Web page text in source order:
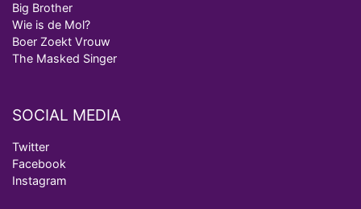
analist
Deze tien BN'ers doen mee aan het nieuwe seizoen
van Bestemming X
Big Brother
Wie is de Mol?
Boer Zoekt Vrouw
The Masked Singer
SOCIAL MEDIA
Twitter
Facebook
Instagram